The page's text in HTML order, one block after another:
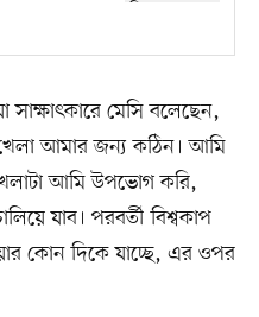
সাক্ষাৎকারে মেসি বলেছেন,
আমার জন্য কঠিন। আমি
আমি উপভোগ করি,
যাব। পরবর্তী বিশ্বকাপ
কোন দিকে যাচ্ছে, এর ওপর